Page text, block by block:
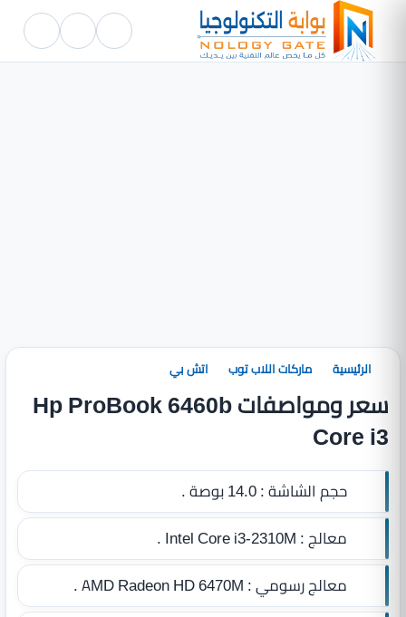
الرئيسية ماركات اللاب توب اتش بي
سعر ومواصفات Hp ProBook 6460b
Core i3
حجم الشاشة :14.0 بوصة .
معالج :Intel Core i3-2310M .
معالج رسومي :AMD Radeon HD 6470M .